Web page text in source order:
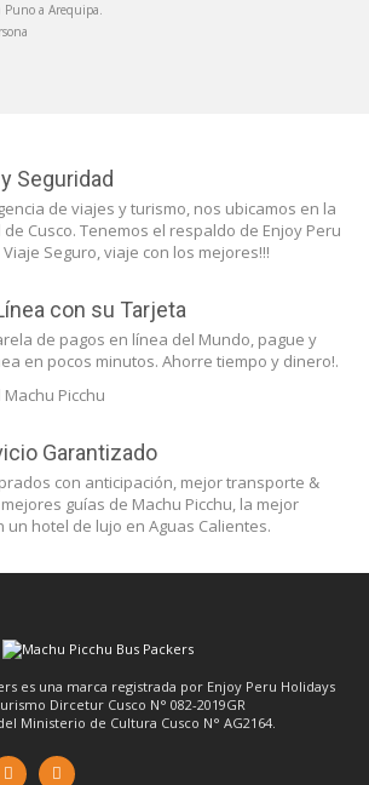
Puno a Arequipa.
Seguridad
de viajes y turismo, nos ubicamos en la
Cusco. Tenemos el respaldo de Enjoy Peru
Viaje Seguro, viaje con los mejores!!!
con su Tarjeta
de pagos en línea del Mundo, pague y
en pocos minutos. Ahorre tiempo y dinero!.
Garantizado
con anticipación, mejor transporte &
guías de Machu Picchu, la mejor
un hotel de lujo en Aguas Calientes.
es una marca registrada por Enjoy Peru Holidays
Dircetur Cusco N° 082-2019GR
del Ministerio de Cultura Cusco N° AG2164.